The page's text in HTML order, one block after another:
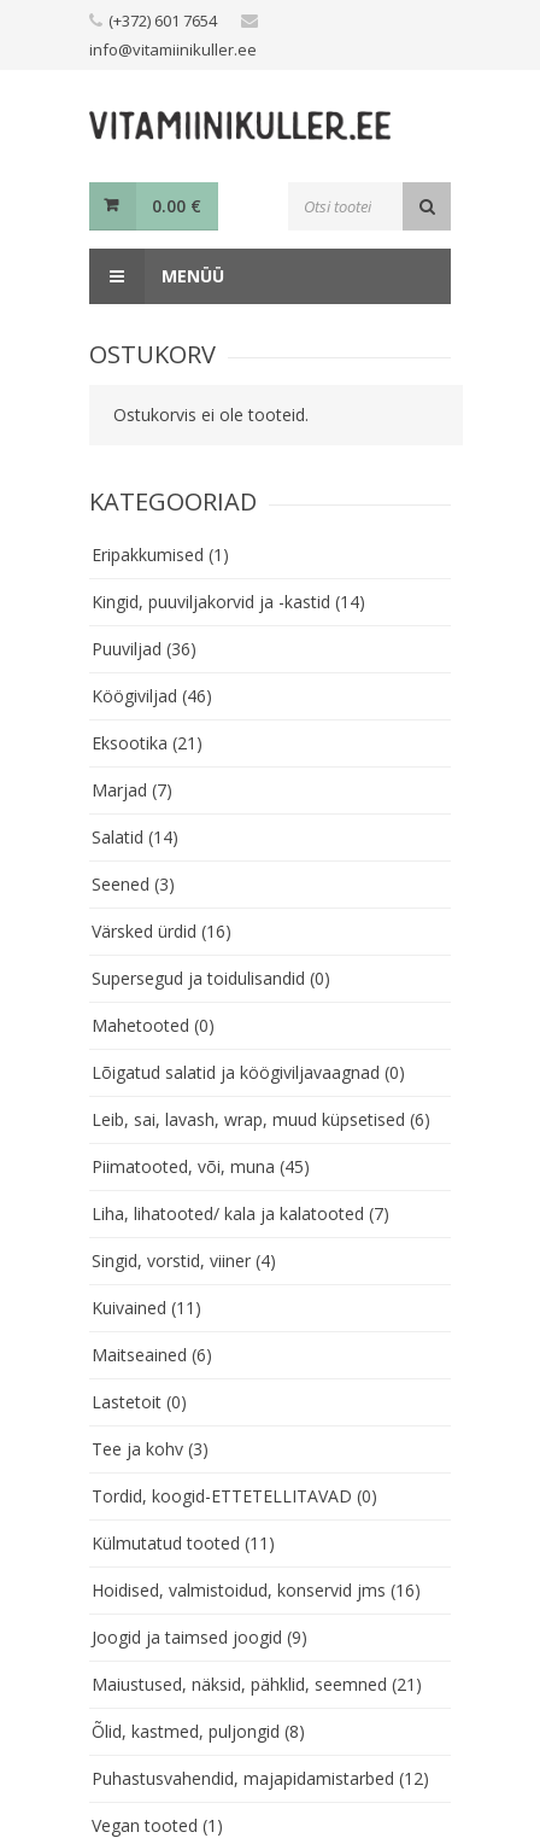
(+372) 601 7654
info@vitamiinikuller.ee
0.00 €
MENÜÜ
OSTUKORV
Ostukorvis ei ole tooteid.
KATEGOORIAD
Eripakkumised (1)
Kingid, puuviljakorvid ja -kastid (14)
Puuviljad (36)
Köögiviljad (46)
Eksootika (21)
Marjad (7)
Salatid (14)
Seened (3)
Värsked ürdid (16)
Supersegud ja toidulisandid (0)
Mahetooted (0)
Lõigatud salatid ja köögiviljavaagnad (0)
Leib, sai, lavash, wrap, muud küpsetised (6)
Piimatooted, või, muna (45)
Liha, lihatooted/ kala ja kalatooted (7)
Singid, vorstid, viiner (4)
Kuivained (11)
Maitseained (6)
Lastetoit (0)
Tee ja kohv (3)
Tordid, koogid-ETTETELLITAVAD (0)
Külmutatud tooted (11)
Hoidised, valmistoidud, konservid jms (16)
Joogid ja taimsed joogid (9)
Maiustused, näksid, pähklid, seemned (21)
Õlid, kastmed, puljongid (8)
Puhastusvahendid, majapidamistarbed (12)
Vegan tooted (1)